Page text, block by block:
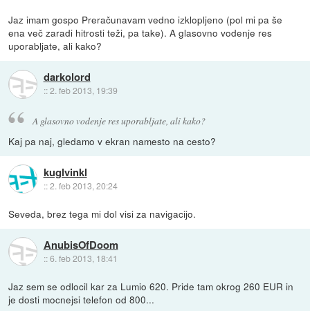
Jaz imam gospo Preračunavam vedno izklopljeno (pol mi pa še
ena več zaradi hitrosti teži, pa take). A glasovno vodenje res
uporabljate, ali kako?
darkolord
::2. feb 2013, 19:39
A glasovno vodenje res uporabljate, ali kako?
Kaj pa naj, gledamo v ekran namesto na cesto?
kuglvinkl
::2. feb 2013, 20:24
Seveda, brez tega mi dol visi za navigacijo.
AnubisOfDoom
::6. feb 2013, 18:41
Jaz sem se odlocil kar za Lumio 620. Pride tam okrog 260 EUR in
je dosti mocnejsi telefon od 800...